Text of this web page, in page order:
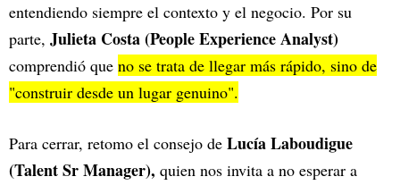
entendiendo siempre el contexto y el negocio. Por su
parte, Julieta Costa (People Experience Analyst)
comprendió que no se trata de llegar más rápido, sino de
"construir desde un lugar genuino".
Para cerrar, retomo el consejo de Lucía Laboudigue
(Talent Sr Manager), quien nos invita a no esperar a